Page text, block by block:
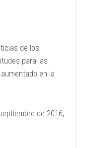
de los
para las
en la
de 2016,